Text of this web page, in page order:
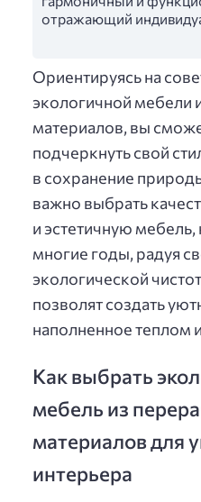
отражающий
Ориентируясь на
экологичной мебели
материалов, вы
подчеркнуть свой
в сохранение
важно выбрать
и эстетичную
многие годы, радуя
экологической
позволят создать
наполненное теплом
Как выбрать
мебель из
материалов для
интерьера